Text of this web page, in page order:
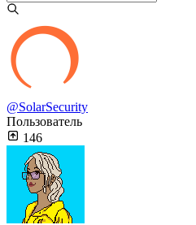
@SolarSecurity
Пользователь
146